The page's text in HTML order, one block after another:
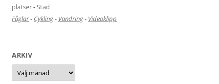
platser-Stad
Fåglar- Cykling- Vandring- Videoklipp
ARKIV
Arkiv